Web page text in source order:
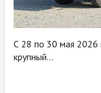
С 28 по 30 мая 2026
крупный...